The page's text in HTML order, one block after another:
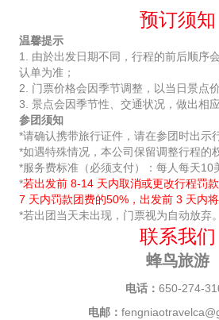
预订须知
温馨提示
1. 由於出发日期不同，行程的前后顺序
认单为准；
2. 门票价格会因季节调整，以当日景点
3. 景点会因季节性、交通状况，做出相应
参团须知
*请确认携带旅行证件，请在参团时出示
*如遇特殊情况，本公司保留调整行程的
*服务费标准（必须支付）：每人每天10
*若出发前 8-14 天内取消或更改行程罚
7 天内罚款团费的50%，出发前 3 天内将
*若出团当天未出现，门票视为自动放弃。
联系我们
蜂鸟旅游
电话： 650-274-
电邮：